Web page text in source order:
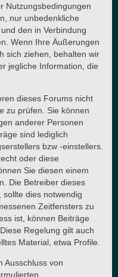
Nutzungsbedingungen
nur unbedenkliche
den in Verbindung
Wenn Ihre Äußerungen
sich ziehen, behalten wir
jegliche Information, die
dieses Forums nicht
zu prüfen. Sie können
anderer Personen
sind lediglich
bzw -einstellers.
oder diese
Sie diesen einem
Die Betreiber dieses
sollte dies notwendig
Zeitfensters zu
ist, können Beiträge
Regelung gilt auch
Material, etwa Profile.
Ausschluss von